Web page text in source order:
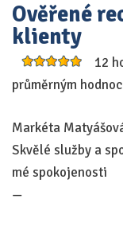
Ověřené
klienty
12
průměrným
Markéta
Skvělé služby a
mé spokojenosti
—